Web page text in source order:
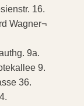
16.
Wagner¬
9a.
9.
36.